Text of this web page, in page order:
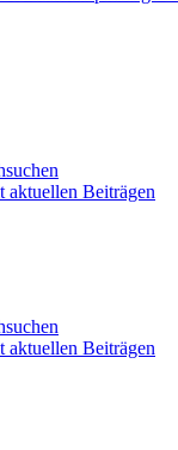
aktuellen Beiträgen
aktuellen Beiträgen